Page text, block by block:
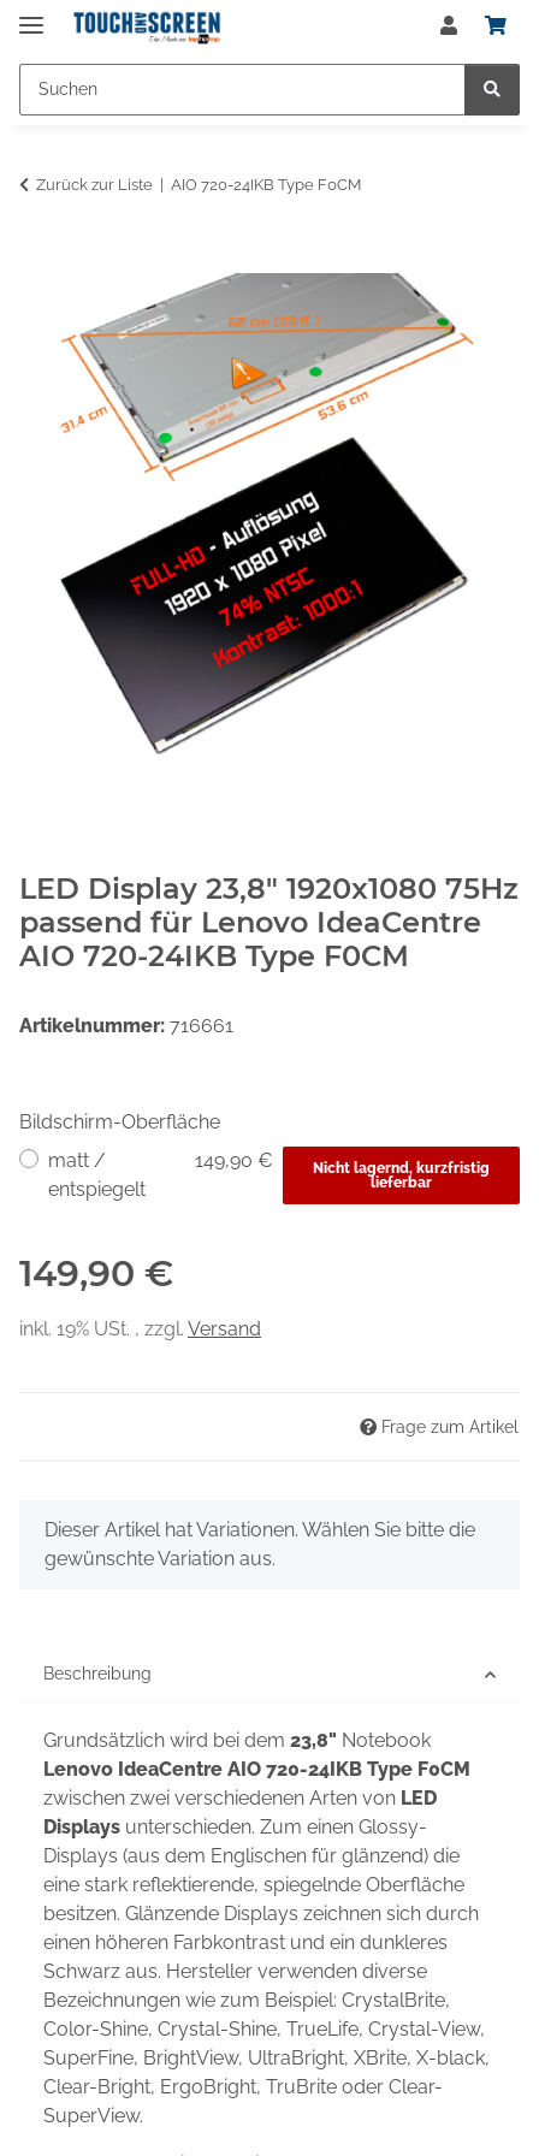
Zurück zur Liste AIO 720-24IKB Type F0CM
LED Display 23,8" 1920x1080 75Hz
passend für Lenovo IdeaCentre
AIO 720-24IKB Type F0CM
Artikelnummer: 716661
Bildschirm-Oberfläche
matt /
entspiegelt
149,90 €
Nicht lagernd, kurzfristig
lieferbar
149,90 €
inkl. 19% USt. , zzgl. Versand
Frage zum Artikel
x
Dieser Artikel hat Variationen. Wählen Sie bitte die
gewünschte Variation aus.
Beschreibung
Grundsätzlich wird bei dem 23,8" Notebook
Lenovo IdeaCentre AIO 720-24IKB Type F0CM
zwischen zwei verschiedenen Arten von LED
Displays unterschieden. Zum einen Glossy-
Displays (aus dem Englischen für glänzend) die
eine stark reflektierende, spiegelnde Oberfläche
besitzen. Glänzende Displays zeichnen sich durch
einen höheren Farbkontrast und ein dunkleres
Schwarz aus. Hersteller verwenden diverse
Bezeichnungen wie zum Beispiel: CrystalBrite,
Color-Shine, Crystal-Shine, TrueLife, Crystal-View,
SuperFine, BrightView, UltraBright, XBrite, X-black,
Clear-Bright, ErgoBright, TruBrite oder Clear-
SuperView.